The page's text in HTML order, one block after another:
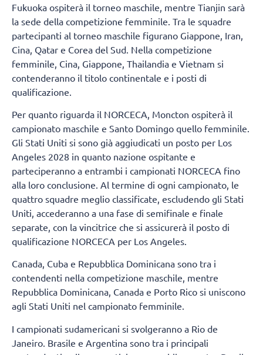
Fukuoka ospiterà il torneo maschile, mentre Tianjin sarà
la sede della competizione femminile. Tra le squadre
partecipanti al torneo maschile figurano Giappone, Iran,
Cina, Qatar e Corea del Sud. Nella competizione
femminile, Cina, Giappone, Thailandia e Vietnam si
contenderanno il titolo continentale e i posti di
qualificazione.
Per quanto riguarda il NORCECA, Moncton ospiterà il
campionato maschile e Santo Domingo quello femminile.
Gli Stati Uniti si sono già aggiudicati un posto per Los
Angeles 2028 in quanto nazione ospitante e
parteciperanno a entrambi i campionati NORCECA fino
alla loro conclusione. Al termine di ogni campionato, le
quattro squadre meglio classificate, escludendo gli Stati
Uniti, accederanno a una fase di semifinale e finale
separate, con la vincitrice che si assicurerà il posto di
qualificazione NORCECA per Los Angeles.
Canada, Cuba e Repubblica Dominicana sono tra i
contendenti nella competizione maschile, mentre
Repubblica Dominicana, Canada e Porto Rico si uniscono
agli Stati Uniti nel campionato femminile.
I campionati sudamericani si svolgeranno a Rio de
Janeiro. Brasile e Argentina sono tra i principali